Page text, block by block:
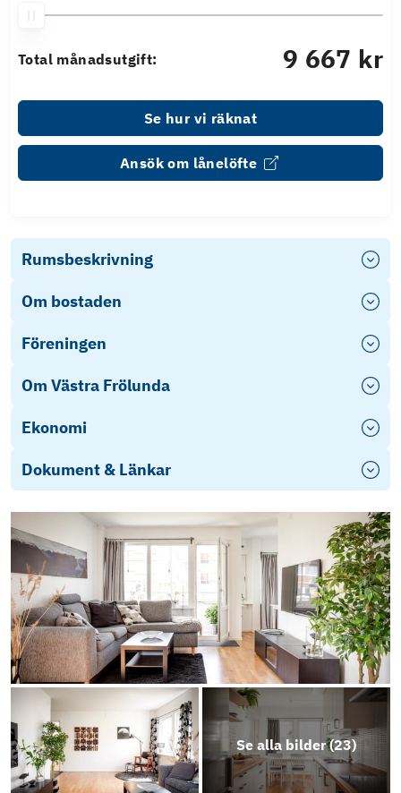
Total månadsutgift: 9 667 kr
Se hur vi räknat
Ansök om lånelöfte
Rumsbeskrivning
Om bostaden
Föreningen
Om Västra Frölunda
Ekonomi
Dokument & Länkar
Objektsbeskrivning
Se alla bilder (23)